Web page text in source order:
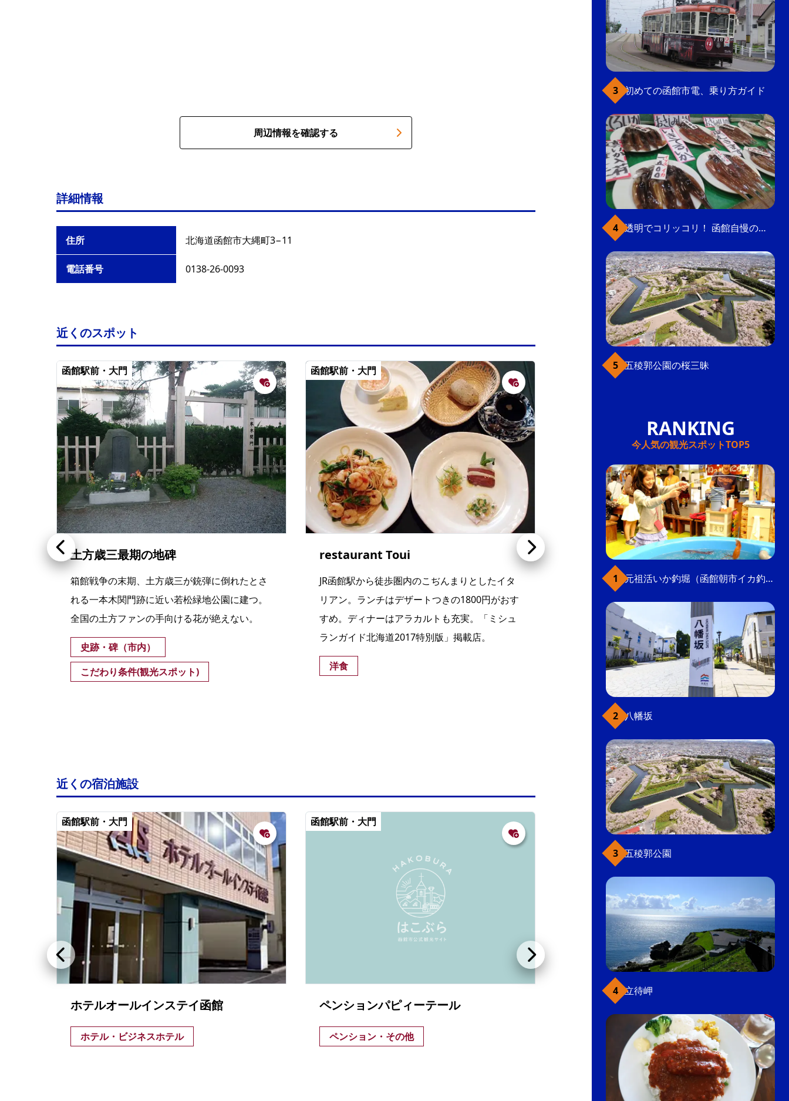
周辺情報を確認する
詳細情報
住所 北海道函館市大縄町3−11
電話番号 0138-26-0093
近くのスポット
函館駅前・大門
土方歳三最期の地碑
箱館戦争の末期、土方歳三が銃弾に倒れたとさ
れる一本木関門跡に近い若松緑地公園に建つ。
全国の土方ファンの手向ける花が絶えない。
史跡・碑（市内）
こだわり条件(観光スポット)
函館駅前・大門
restaurant Toui
JR函館駅から徒歩圏内のこぢんまりとしたイタ
リアン。ランチはデザートつきの1800円がおす
すめ。ディナーはアラカルトも充実。「ミシュ
ランガイド北海道2017特別版」掲載店。
洋食
みなみ北海道（函館近郊を除く）
函館近郊・大沼
函館駅前・大門
ながまれ号（道南いさりび鉄道）
普段は函館駅を起点に五稜郭から上磯・木古内
方面を結ぶ普通列車として運行。団体旅行用の
特別列車として運行時には、車内に大型テーブ
ルなどが設置され、食事と車窓が楽しめる。
乗り物
こだわり条件(体験)
こだわり条件(観光スポット)
近くの宿泊施設
函館駅前・大門
ホテルオールインステイ函館
ホテル・ビジネスホテル
函館駅前・大門
ペンションパピィーテール
ペンション・その他
函館駅前・大門
函館パークホテル
ホテル・ビジネスホテル
初めての函館市電、乗り方ガイド
透明でコリッコリ！ 函館自慢のいかをどうぞ
五稜郭公園の桜三昧
今人気の観光スポットTOP5
元祖活いか釣堀（函館朝市イカ釣り体験）
八幡坂
五稜郭公園
立待岬